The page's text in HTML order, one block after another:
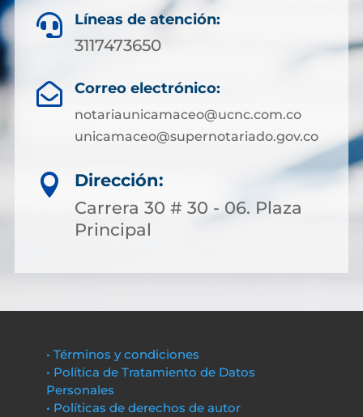
 Líneas de atención:
3117473650
 Correo electrónico:
notariaunicamaceo@ucnc.com.co
unicamaceo@supernotariado.gov.co

Dirección:
Carrera 30 # 30 - 06. Plaza
Principal
• Términos y condiciones
• Política de Tratamiento de Datos
Personales
• Políticas de derechos de autor